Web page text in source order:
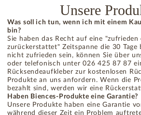
Unsere
Was soll ich tun, wenn ich mit einem
bin?
Sie haben das Recht auf eine "zufrieden
zurückerstattet" Zeitspanne die 30 Tage
nicht zufrieden sein, können Sie über
oder telefonisch unter 026 425 87 87
Rücksendeaufkleber zur kostenlosen
Produkte an uns anfordern. Wenn die
bezahlt sind, werden wir eine
Haben Biences-Produkte eine Garantie?
Unsere Produkte haben eine Garantie
während dieser Zeit ein Problem